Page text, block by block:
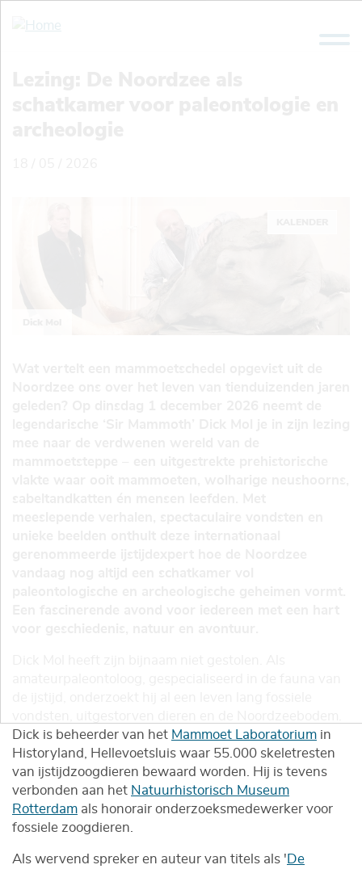
Dick is beheerder van het Mammoet Laboratorium in
Historyland, Hellevoetsluis waar 55.000 skeletresten
van ijstijdzoogdieren bewaard worden. Hij is tevens
verbonden aan het Natuurhistorisch Museum
Rotterdam als honorair onderzoeksmedewerker voor
fossiele zoogdieren.
Als wervend spreker en auteur van titels als 'De